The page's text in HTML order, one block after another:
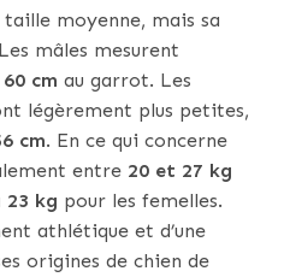
moyenne, mais sa
mâles mesurent
cm au garrot. Les
légèrement plus petites,
cm. En ce qui concerne
entre 20 et 27 kg
23 kg pour les femelles.
athlétique et d’une
origines de chien de